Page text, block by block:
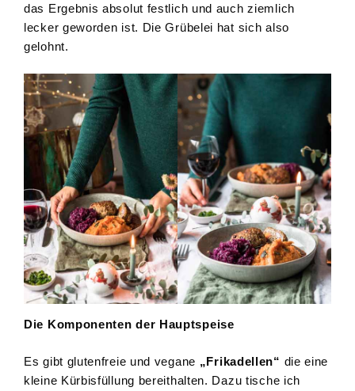
das Ergebnis absolut festlich und auch ziemlich
lecker geworden ist. Die Grübelei hat sich also
gelohnt.
Die Komponenten der Hauptspeise
Es gibt glutenfreie und vegane „Frikadellen“ die eine
kleine Kürbisfüllung bereithalten. Dazu tische ich